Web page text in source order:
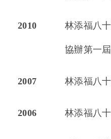
2010 林添福八
協辦第一
2007 林添福八
2006 林添福八